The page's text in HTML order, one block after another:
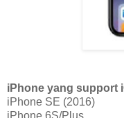
iPhone yang support
iPhone SE (2016)